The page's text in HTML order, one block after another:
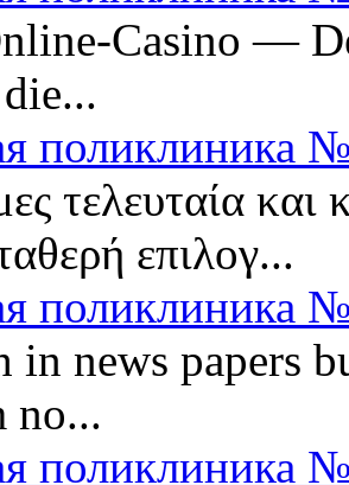
Casino —
поликлиника
τελευταία και
επιλογ...
поликлиника
in news papers
no...
поликлиника